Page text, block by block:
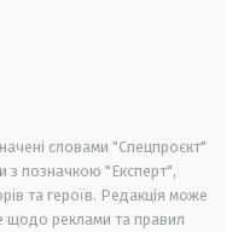
словами "Спецпроєкт"
з позначкою "Експерт",
та героїв. Редакція може
щодо реклами та правил